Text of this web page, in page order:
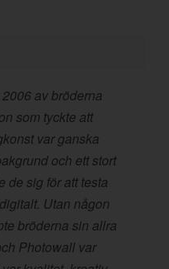
av bröderna
som tyckte att
var ganska
och ett stort
de sig för att testa
Utan någon
bröderna sin allra
Photowall var